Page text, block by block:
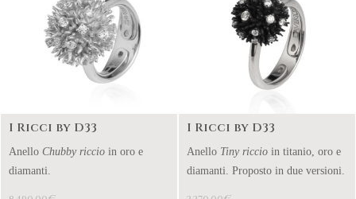
I Ricci by D33
Anello Chubby riccio in oro e
diamanti.
I Ricci by D33
Anello Tiny riccio in titanio, oro e
diamanti. Proposto in due versioni.